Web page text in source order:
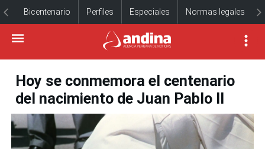
Bicentenario Perfiles Especiales Normas legales
Hoy se conmemora el centenario
del nacimiento de Juan Pablo II